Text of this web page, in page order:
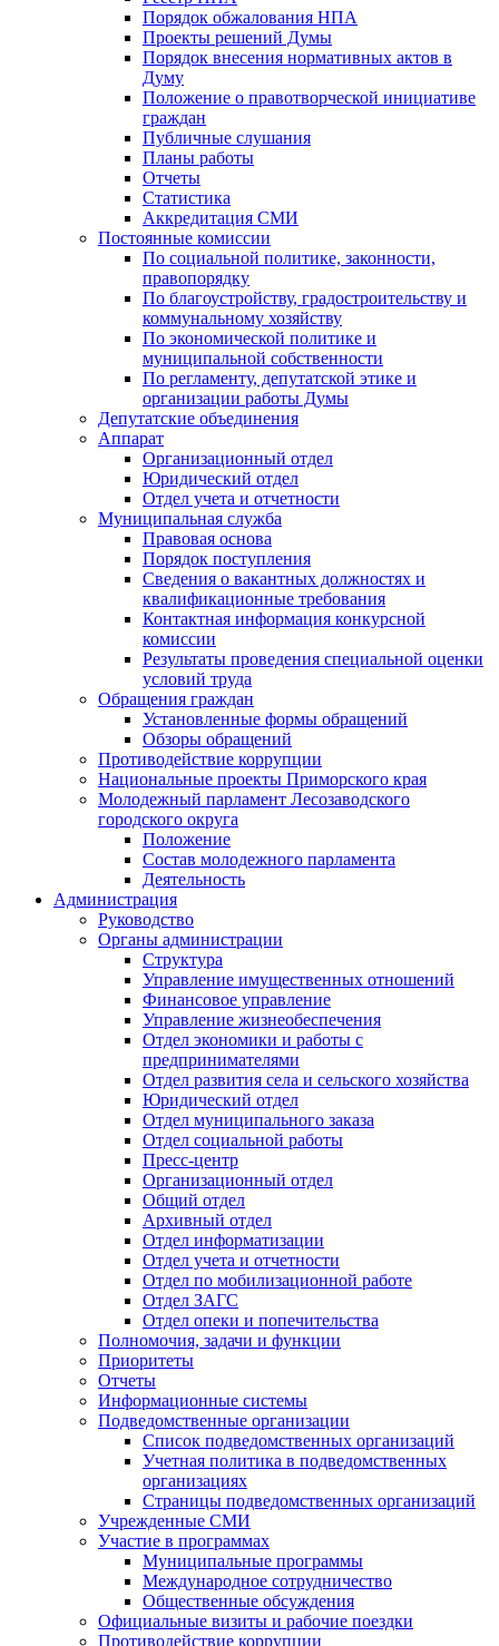
Порядок обжалования НПА
Проекты решений Думы
Порядок внесения нормативных актов в
Думу
Положение о правотворческой инициативе
граждан
Публичные слушания
Планы работы
Отчеты
Статистика
Аккредитация СМИ
Постоянные комиссии
По социальной политике, законности,
правопорядку
По благоустройству, градостроительству и
коммунальному хозяйству
По экономической политике и
муниципальной собственности
По регламенту, депутатской этике и
организации работы Думы
Депутатские объединения
Аппарат
Организационный отдел
Юридический отдел
Отдел учета и отчетности
Муниципальная служба
Правовая основа
Порядок поступления
Сведения о вакантных должностях и
квалификационные требования
Контактная информация конкурсной
комиссии
Результаты проведения специальной оценки
условий труда
Обращения граждан
Установленные формы обращений
Обзоры обращений
Противодействие коррупции
Национальные проекты Приморского края
Молодежный парламент Лесозаводского
городского округа
Положение
Состав молодежного парламента
Деятельность
Администрация
Руководство
Органы администрации
Структура
Управление имущественных отношений
Финансовое управление
Управление жизнеобеспечения
Отдел экономики и работы с
предпринимателями
Отдел развития села и сельского хозяйства
Юридический отдел
Отдел муниципального заказа
Отдел социальной работы
Пресс-центр
Организационный отдел
Общий отдел
Архивный отдел
Отдел информатизации
Отдел учета и отчетности
Отдел по мобилизационной работе
Отдел ЗАГС
Отдел опеки и попечительства
Полномочия, задачи и функции
Приоритеты
Отчеты
Информационные системы
Подведомственные организации
Список подведомственных организаций
Учетная политика в подведомственных
организациях
Страницы подведомственных организаций
Учрежденные СМИ
Участие в программах
Муниципальные программы
Международное сотрудничество
Общественные обсуждения
Официальные визиты и рабочие поездки
Противодействие коррупции